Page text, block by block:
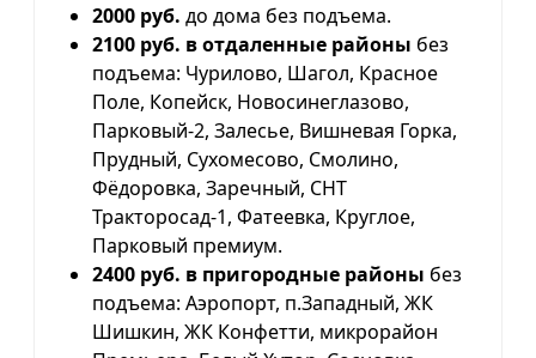
2000 руб. до дома без подъема.
2100 руб. в отдаленные районы без
подъема: Чурилово, Шагол, Красное
Поле, Копейск, Новосинеглазово,
Парковый-2, Залесье, Вишневая Горка,
Прудный, Сухомесово, Смолино,
Фёдоровка, Заречный, СНТ
Тракторосад-1, Фатеевка, Круглое,
Парковый премиум.
2400 руб. в пригородные районы без
подъема: Аэропорт, п.Западный, ЖК
Шишкин, ЖК Конфетти, микрорайон